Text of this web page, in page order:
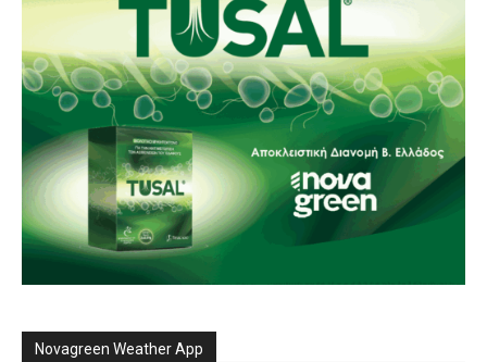
Novagreen Weather App